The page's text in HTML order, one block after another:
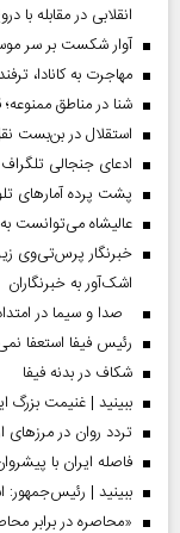
انقلابی در مقابله
آوار شکست بر سر
مهاجرت به کانادا،
شنا در مناطق ممنوعه؛
استقلال در بن‌بست
ادعای جنجالی تلگراف
پشت پرده آمارهای
عالیشاه می‌توانست
خبرنگار پرس‌تی‌وی
اشک‌آور به خبرنگاران
صدا و سیما در
رئیس فیفا استعفا
شکاف در بدنه فیفا
ببینید | غنیمت بزرگ
تردد روان در
فاصله ایران با
ببینید | رئیس‌جمهور:
«محاصره در برابر